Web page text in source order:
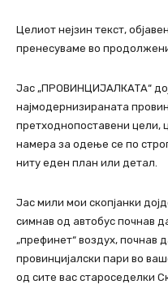
Целиот нејзин текст,
пренесуваме во
Јас „ПРОВИНЦИЈАЛКАТА“
најмодернизираната
претходнопоставени цели,
намера за одење се по
ниту еден план или детал.
Јас мили мои скопјанки
симнав од автобус почнав
„префинет“ воздух, почнав
провинцијалски пари во
од сите вас староседелки